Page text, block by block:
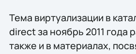
Тема виртуализации в
direct за ноябрь 2011 года
также и в материалах,